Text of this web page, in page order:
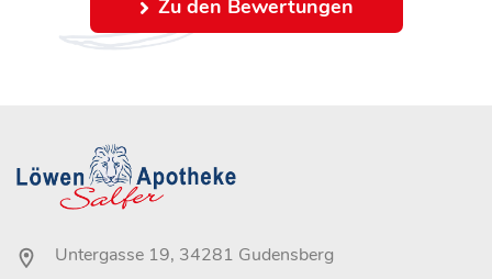
Zu den Bewertungen
Untergasse 19, 34281 Gudensberg